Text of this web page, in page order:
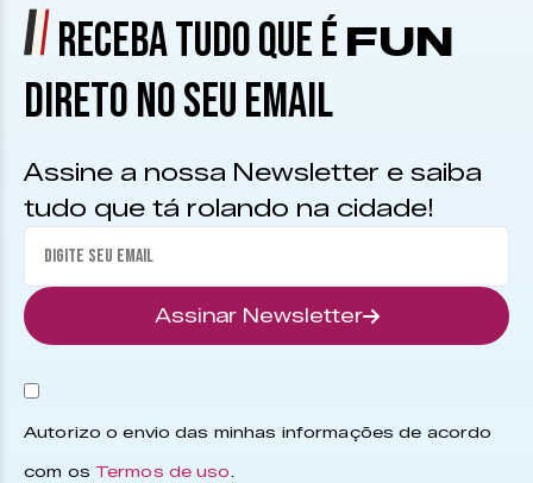
RECEBA TUDO QUE É FUN
DIRETO NO SEU EMAIL
Assine a nossa Newsletter e saiba
tudo que tá rolando na cidade!
Assinar Newsletter
Autorizo o envio das minhas informações de acordo
com os Termos de uso.